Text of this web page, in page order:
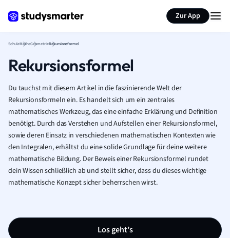
Zur App
SchuleMatheGeometrieRekursionsformel
Rekursionsformel
Du tauchst mit diesem Artikel in die faszinierende Welt der
Rekursionsformeln ein. Es handelt sich um ein zentrales
mathematisches Werkzeug, das eine einfache Erklärung und Definition
benötigt. Durch das Verstehen und Aufstellen einer Rekursionsformel,
sowie deren Einsatz in verschiedenen mathematischen Kontexten wie
den Integralen, erhältst du eine solide Grundlage für deine weitere
mathematische Bildung. Der Beweis einer Rekursionsformel rundet
dein Wissen schließlich ab und stellt sicher, dass du dieses wichtige
mathematische Konzept sicher beherrschen wirst.
Los geht’s
Seite zusammenfassen